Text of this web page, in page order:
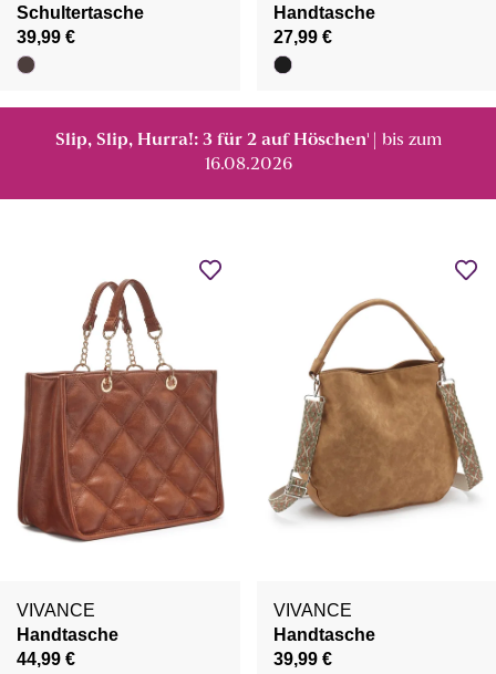
Schultertasche
39,99 €
Handtasche
27,99 €
Slip, Slip, Hurra!: 3 für 2 auf Höschen¹
| bis zum
16.08.2026
VIVANCE
Handtasche
44,99 €
VIVANCE
Handtasche
39,99 €